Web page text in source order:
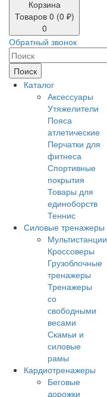
Корзина
Товаров 0 (0 ₽)
0
Обратный звонок
Поиск
Каталог
Аксессуары
Утяжелители
Пояса
атлетические
Перчатки для
фитнеса
Спортивные
покрытия
Товары для
единоборств
Теннис
Силовые тренажеры
Мультистанции
Кроссоверы
Грузоблочные
тренажеры
Тренажеры
со
свободными
весами
Скамьи и
силовые
рамы
Кардиотренажеры
Беговые
дорожки